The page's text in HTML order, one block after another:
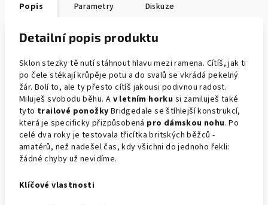
Popis Parametry Diskuze
Detailní popis produktu
Sklon stezky tě nutí stáhnout hlavu mezi ramena. Cítíš, jak ti
po čele stékají krůpěje potu a do svalů se vkrádá pekelný
žár. Bolí to, ale ty přesto cítíš jakousi podivnou radost.
Miluješ svobodu běhu. A v letním horku si zamiluješ také
tyto trailové ponožky Bridgedale se štíhlejší konstrukcí,
která je specificky přizpůsobená pro dámskou nohu. Po
celé dva roky je testovala třicítka britských běžců -
amatérů, než nadešel čas, kdy všichni do jednoho řekli:
žádné chyby už nevidíme.
Klíčové vlastnosti